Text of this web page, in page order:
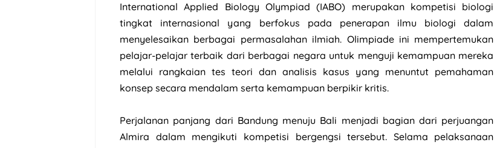
International Applied Biology Olympiad (IABO) merupakan kompetisi biologi
tingkat internasional yang berfokus pada penerapan ilmu biologi dalam
menyelesaikan berbagai permasalahan ilmiah. Olimpiade ini mempertemukan
pelajar-pelajar terbaik dari berbagai negara untuk menguji kemampuan mereka
melalui rangkaian tes teori dan analisis kasus yang menuntut pemahaman
konsep secara mendalam serta kemampuan berpikir kritis.
Perjalanan panjang dari Bandung menuju Bali menjadi bagian dari perjuangan
Almira dalam mengikuti kompetisi bergengsi tersebut. Selama pelaksanaan